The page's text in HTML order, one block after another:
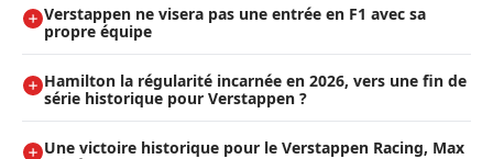
Verstappen ne visera pas une entrée en F1 avec sa
propre équipe
Hamilton la régularité incarnée en 2026, vers une fin de
série historique pour Verstappen ?
Une victoire historique pour le Verstappen Racing, Max